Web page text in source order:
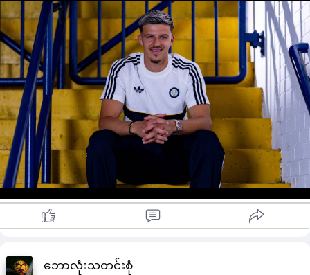
က်တဲ့ ပါစကယ်စထရူ့ဂျ်နေရာတွင် တိုက်ရိုက်အစားထိုး၇◌န် မီဟာ
မိုဗစ်အား ခေါ်ယူလာတာလည်း ဖြစ်ပါတယ်။
ဒ်ဟာ ယခုနွေရာသီတွင် ပထမဆုံးခေါ်ယူမှုအဖြစ် ဖူလ်ဟမ်မှ ဟယ်
ဝီလ်ဆင်ကို အလွတ်ပြောင်းရွှေ့ကြေးဖြင့် ခေါ်ယူပြီးနောက် ဒုတိယ
ြောက် ခေါ်ယူမှုအဖြစ် မီဟာရီမိုဗစ်ကို ခေါ်ယူလာတာပါ။
ဟာရီမိုဗစ်ဟာ ကမ္ဘာ့ဖလားပြိုင်ပွဲတွင် ၃၂ သင်း ရှုံးထွက်အဆင့်
ထိ တက်ခဲ့တဲ့‌ ဘော့စနီးယားအတွက် ၃ ပွဲကစားပေးခဲ့သူ ဖြစ်ပါ
ယ်။
လိုဗေးနီးယားဖွား မီဟာရီမိုဗစ်ဟာ ၂၀၂၁ ခုနှစ်တွင် ဩစတြီးယား
လပ် Wolfsberger တွင် ကစားသမားဘဝ စတင်ခဲ့ပြီး ဂျူဗင်တပ်
ပြောင်းခွင့်ရခဲ့ပေမဲ့ တစ်ပွဲမျှ မကစားခဲ့ရဘဲ ၂၀၂၅ ခုနှစ်တွင် ဆ
စ်ဆူလိုသို့ ရောင်းချခြင်းခံခဲ့ရပါတယ်။
ဟာရီမိုဗစ်ဟာ သူ့မျိုးဆက်ထဲတွင် အကောင်းဆုံးဘယ်ခြမ်းဗဟို
ောက်ခံလူများထဲမှ တစ်ဦးအဖြစ် သတ်မှတ်ခြင်းခံထားရသူလည်း
ြစ်ပါတယ်။
ျူဗင်တပ်ဟာ မီဟာရီမိုဗစ်အား ရောင်းချစဉ်တုန်းက အရောင်း
ကျိုးခံစားခွင့် ရရှိပါမယ်။
ဘောလုံးသတင်းစုံ